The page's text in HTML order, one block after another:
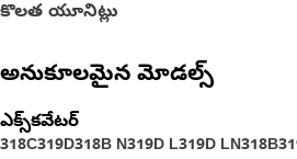
కొలత యూనిట్లు
అనుకూలమైన మోడల్స్
ఎక్స్‌కవేటర్
318C319D318B N319D L319D LN318B